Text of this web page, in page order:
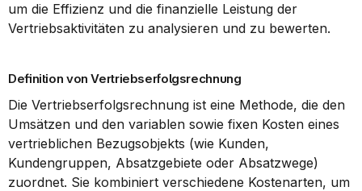
um die Effizienz und die finanzielle Leistung der
Vertriebsaktivitäten zu analysieren und zu bewerten.
Definition von Vertriebserfolgsrechnung
Die Vertriebserfolgsrechnung ist eine Methode, die den
Umsätzen und den variablen sowie fixen Kosten eines
vertrieblichen Bezugsobjekts (wie Kunden,
Kundengruppen, Absatzgebiete oder Absatzwege)
zuordnet. Sie kombiniert verschiedene Kostenarten, um